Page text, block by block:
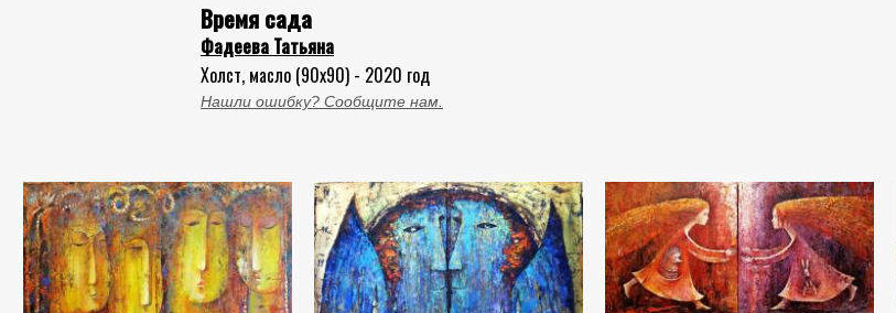
Время сада
Фадеева Татьяна
Холст, масло (90x90) - 2020 год
Нашли ошибку? Сообщите нам.